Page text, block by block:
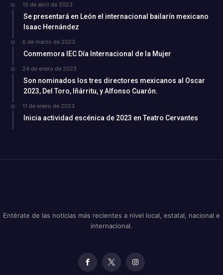
10 de abril de 2023
Se presentará en León el internacional bailarín mexicano
Isaac Hernández
6 de marzo de 2023
Conmemora IEC Día Internacional de la Mujer
24 de enero de 2023
Son nominados los tres directores mexicanos al Oscar
2023, Del Toro, Iñárritu, y Alfonso Cuarón.
11 de enero de 2023
Inicia actividad escénica de 2023 en Teatro Cervantes
Entérate de las noticias más recientes a nivel local, estatal, nacional e
internacional.